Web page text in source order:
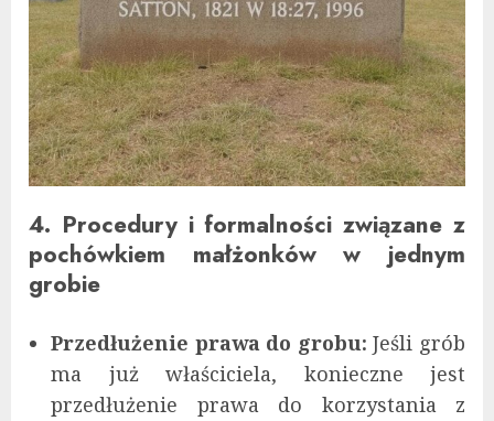
4. Procedury i formalności związane z
pochówkiem małżonków w jednym
grobie
Przedłużenie prawa do grobu: Jeśli grób
ma już właściciela, konieczne jest
przedłużenie prawa do korzystania z